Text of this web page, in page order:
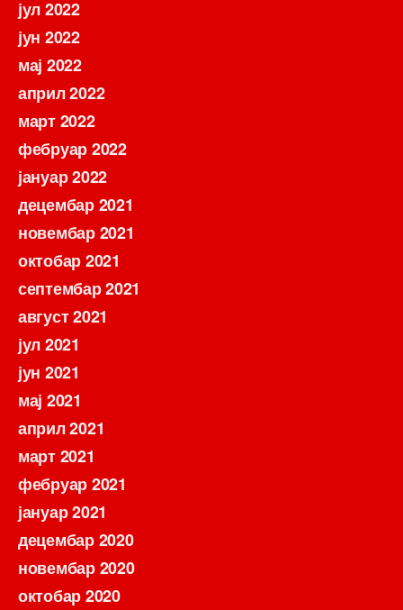
јул 2022
јун 2022
мај 2022
април 2022
март 2022
фебруар 2022
јануар 2022
децембар 2021
новембар 2021
октобар 2021
септембар 2021
август 2021
јул 2021
јун 2021
мај 2021
април 2021
март 2021
фебруар 2021
јануар 2021
децембар 2020
новембар 2020
октобар 2020